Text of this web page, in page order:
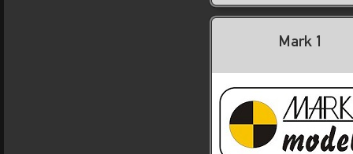
Mark 1